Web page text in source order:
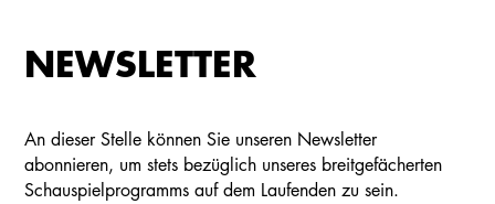
NEWSLETTER
An dieser Stelle können Sie unseren Newsletter
abonnieren, um stets bezüglich unseres breitgefächerten
Schauspielprogramms auf dem Laufenden zu sein.